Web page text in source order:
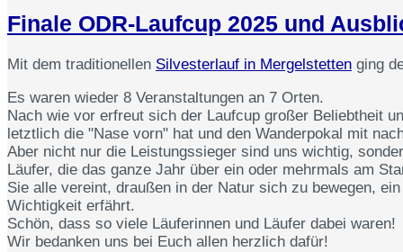
Finale ODR-Laufcup 2025 und
Mit dem traditionellen Silvesterlauf in Mergelstetten ging
Es waren wieder 8 Veranstaltungen an 7 Orten.
Nach wie vor erfreut sich der Laufcup großer Beliebtheit
letztlich die "Nase vorn" hat und den Wanderpokal mit
Aber nicht nur die Leistungssieger sind uns wichtig,
Läufer, die das ganze Jahr über ein oder mehrmals am
Sie alle vereint, draußen in der Natur sich zu bewegen,
Wichtigkeit erfährt.
Schön, dass so viele Läuferinnen und Läufer dabei waren!
Wir bedanken uns bei Euch allen herzlich dafür!